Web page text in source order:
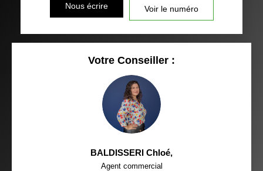
Nous écrire Voir le numéro
Votre Conseiller :
BALDISSERI Chloé,
Agent commercial